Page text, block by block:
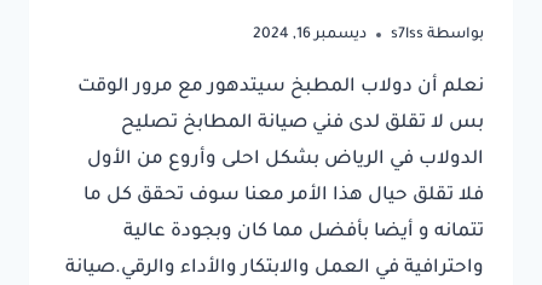
بواسطة s7lss ديسمبر 16, 2024
نعلم أن دولاب المطبخ سيتدهور مع مرور الوقت
بس لا تقلق لدى فني صيانة المطابخ تصليح
الدولاب في الرياض بشكل احلى وأروع من الأول
فلا تقلق حيال هذا الأمر معنا سوف تحقق كل ما
تتمانه و أيضا بأفضل مما كان وبجودة عالية
واحترافية في العمل والابتكار والأداء والرقي.صيانة